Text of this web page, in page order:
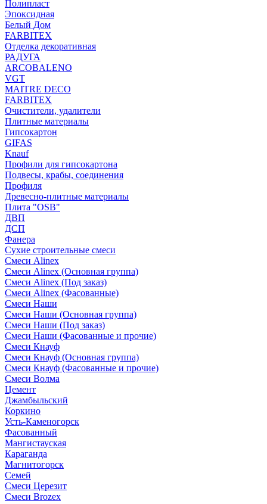
Полипласт
Эпоксидная
Белый Дом
FARBITEX
Отделка декоративная
РАДУГА
ARCOBALENO
VGT
MAITRE DECO
FARBITEX
Очистители, удалители
Плитные материалы
Гипсокартон
GIFAS
Knauf
Профили для гипсокартона
Подвесы, крабы, соединения
Профиля
Древесно-плитные материалы
Плита "OSB"
ДВП
ДСП
Фанера
Сухие строительные смеси
Смеси Alinex
Смеси Alinex (Основная группа)
Смеси Alinex (Под заказ)
Смеси Alinex (Фасованные)
Смеси Наши
Смеси Наши (Основная группа)
Смеси Наши (Под заказ)
Смеси Наши (Фасованные и прочие)
Смеси Кнауф
Смеси Кнауф (Основная группа)
Смеси Кнауф (Фасованные и прочие)
Смеси Волма
Цемент
Джамбыльский
Коркино
Усть-Каменогорск
Фасованный
Мангистауская
Караганда
Магнитогорск
Семей
Смеси Церезит
Смеси Brozex